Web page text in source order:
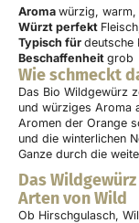
Aroma würzig,
Würzt perfekt
Typisch für deutsche
Beschaffenheit grob
Wie schmeckt
Das Bio Wildgewürz
und würziges Aroma
Aromen der Orange
und die winterlichen
Ganze durch die
Das
Arten von Wild
Ob Hirschgulasch,